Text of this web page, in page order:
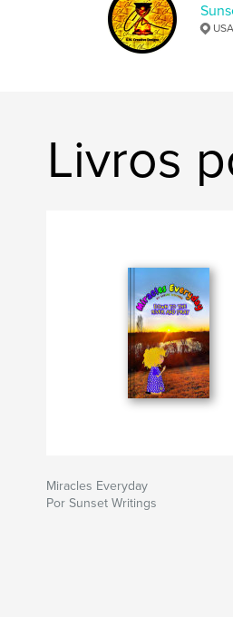
USA
Livros
Miracles Everyday
Por Sunset Writings